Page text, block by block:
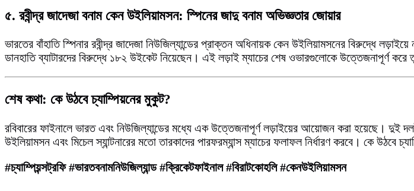
৫. রবীন্দ্র জাদেজা বনাম কেন উইলিয়ামসন: স্পিনের জাদু বনাম অভিজ্ঞতার জোয়ার
ভারতের বাঁহাতি স্পিনার রবীন্দ্র জাদেজা নিউজিল্যান্ডের প্রাক্তন অধিনায়ক কেন উইলিয়ামসনের বিরুদ্ধে
ডানহাতি ব্যাটারদের বিরুদ্ধে ১৮২ উইকেট নিয়েছেন। এই লড়াই ম্যাচের শেষ ওভারগুলোকে উত্তেজনাপূর্ণ করে
শেষ কথা: কে উঠবে চ্যাম্পিয়নের মুকুট?
রবিবারের ফাইনালে ভারত এবং নিউজিল্যান্ডের মধ্যে এক উত্তেজনাপূর্ণ লড়াইয়ের আয়োজন করা হয়েছে। দুই
উইলিয়ামসন এবং মিচেল স্যান্টনারের মতো তারকাদের পারফরম্যান্স ম্যাচের ফলাফল নির্ধারণ করবে। কে উঠবে
#চ্যাম্পিয়ন্সট্রফি #ভারতবনামনিউজিল্যান্ড #ক্রিকেটফাইনাল #বিরাটকোহলি #কেনউইলিয়ামসন